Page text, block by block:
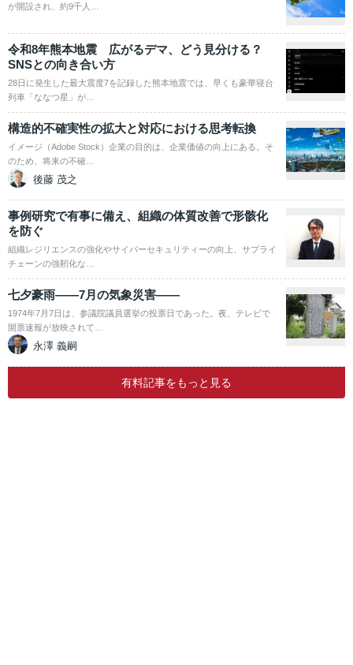
が開設され、約9千人…
令和8年熊本地震 広がるデマ、どう見分ける？
SNSとの向き合い方
28日に発生した最大震度7を記録した熊本地震では、早くも豪華寝台
列車「ななつ星」が…
構造的不確実性の拡大と対応における思考転換
イメージ（Adobe Stock）企業の目的は、企業価値の向上にある。そ
のため、将来の不確…
後藤 茂之
事例研究で有事に備え、組織の体質改善で形骸化
を防ぐ
組織レジリエンスの強化やサイバーセキュリティーの向上、サプライ
チェーンの強靭化な…
七夕豪雨――7月の気象災害――
1974年7月7日は、参議院議員選挙の投票日であった。夜、テレビで
開票速報が放映されて…
永澤 義嗣
有料記事をもっと見る